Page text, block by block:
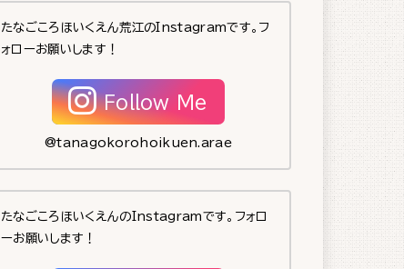
たなごころほいくえん荒江のInstagramです。フ
ォローお願いします！
Follow Me
@tanagokorohoikuen.arae
たなごころほいくえんのInstagramです。フォロ
ーお願いします！